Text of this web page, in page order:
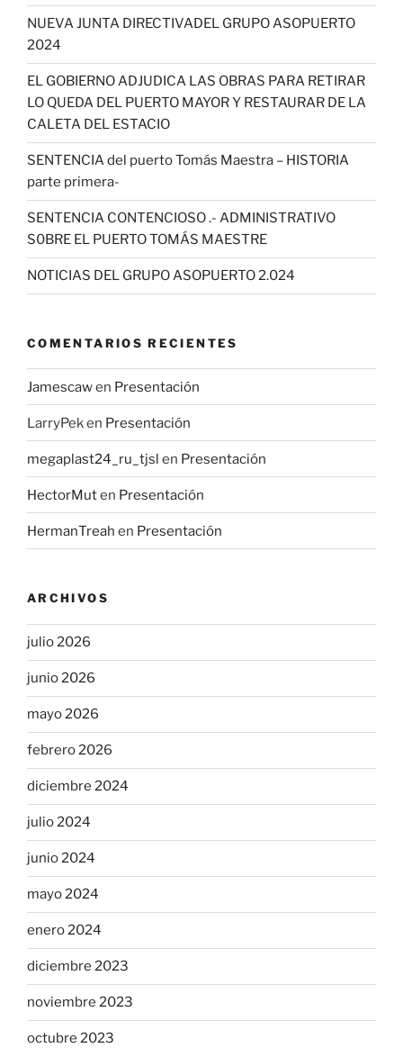
NUEVA JUNTA DIRECTIVADEL GRUPO ASOPUERTO
2024
EL GOBIERNO ADJUDICA LAS OBRAS PARA RETIRAR
LO QUEDA DEL PUERTO MAYOR Y RESTAURAR DE LA
CALETA DEL ESTACIO
SENTENCIA del puerto Tomás Maestra – HISTORIA
parte primera-
SENTENCIA CONTENCIOSO .- ADMINISTRATIVO
S0BRE EL PUERTO TOMÁS MAESTRE
NOTICIAS DEL GRUPO ASOPUERTO 2.024
COMENTARIOS RECIENTES
Jamescawen Presentación
LarryPeken Presentación
megaplast24_ru_tjsl en Presentación
HectorMuten Presentación
HermanTreah en Presentación
ARCHIVOS
julio 2026
junio 2026
mayo 2026
febrero 2026
diciembre 2024
julio 2024
junio 2024
mayo 2024
enero 2024
diciembre 2023
noviembre 2023
octubre 2023